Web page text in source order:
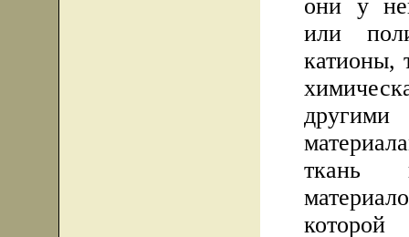
они у
или
катионы,
ткань